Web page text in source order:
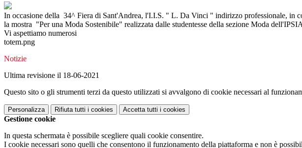
In occasione della 34^ Fiera di Sant'Andrea, l'I.I.S. " L. Da Vinci " indirizzo professionale, in
la mostra "Per una Moda Sostenibile" realizzata dalle studentesse della sezione Moda
Vi aspettiamo numerosi
totem.png
Notizie
Ultima revisione il 18-06-2021
Questo sito o gli strumenti terzi da questo utilizzati si avvalgono di cookie necessari al
Personalizza Rifiuta tutti i cookies Accetta tutti i cookies
Gestione cookie
In questa schermata è possibile scegliere quali cookie consentire.
I cookie necessari sono quelli che consentono il funzionamento della piattaforma e non è